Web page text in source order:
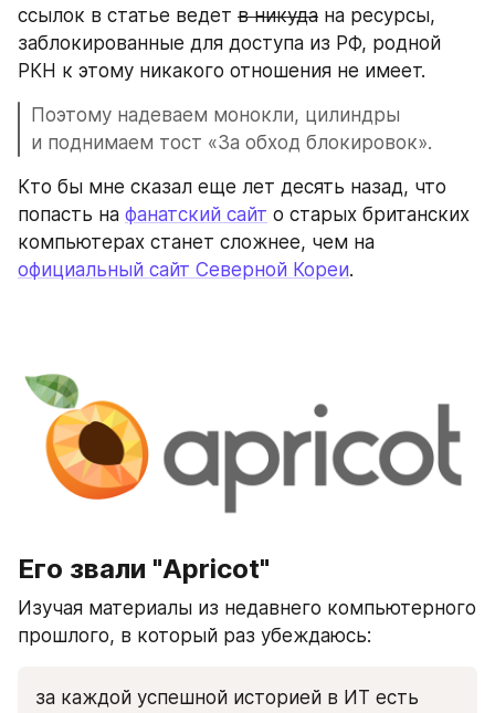
ссылок в статье ведет в никуда на ресурсы,
заблокированные для доступа из РФ, родной
РКН к этому никакого отношения не имеет.
Поэтому надеваем монокли, цилиндры
и поднимаем тост «За обход блокировок».
Кто бы мне сказал еще лет десять назад, что
попасть на фанатский сайт о старых британских
официальный сайт Северной Кореи.
Его звали "Apricot"
Изучая материалы из недавнего компьютерного
прошлого, в который раз убеждаюсь:
за каждой успешной историей в ИТ есть